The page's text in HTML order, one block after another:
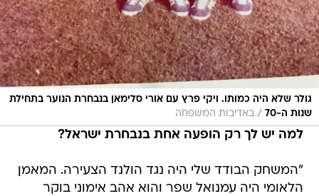
גולר שלא היה כמותו. ויקי פרץ עם אורי סלימאן בנבחרת הנוער בתחילת
שנות ה-70
/ באדיבות המשפחה
למה יש לך רק הופעה אחת בנבחרת ישראל?
"המשחק הבודד שלי היה נגד הולנד הצעירה. המאמן
קבועים. בגלל שהייתי צריך לעבוד, הברזתי. יום אחד
עוזר המאמן אמציה לבקוביץ' קרא לי וביקש הסברים